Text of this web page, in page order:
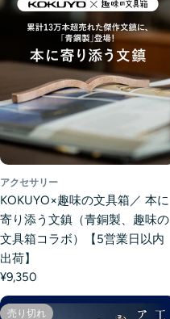
アクセサリー
KOKUYO×趣味の文具箱／ 本に
寄り添う文鎮（青銅製、趣味の
文具箱コラボ）【5営業日以内
出荷】
¥9,350
売り切れ